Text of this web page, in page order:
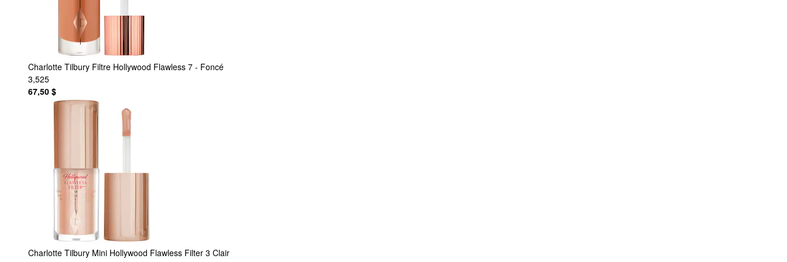
Charlotte Tilbury Filtre Hollywood Flawless 7 - Foncé
3,525
67,50 $
Charlotte Tilbury Mini Hollywood Flawless Filter 3 Clair